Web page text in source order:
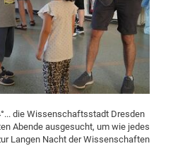
die Wissenschaftsstadt Dresden
Abende ausgesucht, um wie jedes
Langen Nacht der Wissenschaften